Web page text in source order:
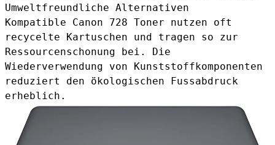
Umweltfreundliche Alternativen
Kompatible Canon 728 Toner nutzen oft
recycelte Kartuschen und tragen so zur
Ressourcenschonung bei. Die
Wiederverwendung von Kunststoffkomponenten
reduziert den ökologischen Fussabdruck
erheblich.